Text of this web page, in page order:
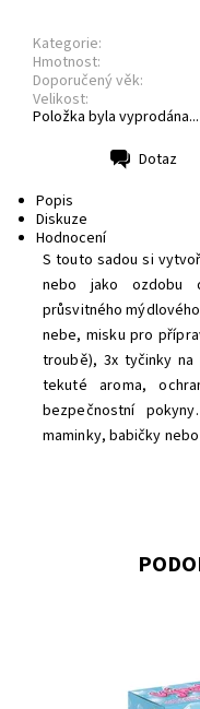
Kategorie:
Hmotnost:
Doporučený věk:
Velikost:
Položka byla vyprodána...
Dotaz
Popis
Diskuze
Hodnocení
S touto sadou si
nebo jako ozdobu
průsvitného
nebe, misku pro
troubě), 3x tyčinky
tekuté aroma,
bezpečnostní
maminky, babičky
Vytvoř si opravdová